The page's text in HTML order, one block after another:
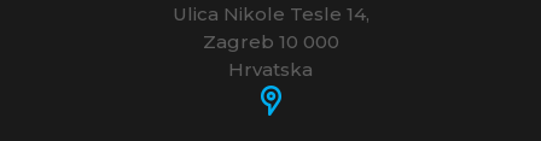
Ulica Nikole Tesle 14,
Zagreb 10 000
Hrvatska